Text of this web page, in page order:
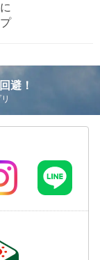
避！